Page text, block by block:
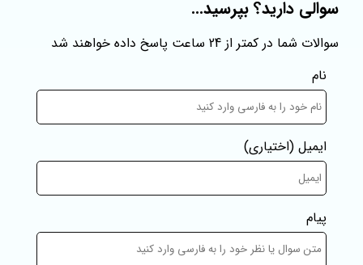
سوالی دارید؟ بپرسید...
سوالات شما در کمتر از 24 ساعت پاسخ داده خواهند شد
نام
ایمیل (اختیاری)
پیام